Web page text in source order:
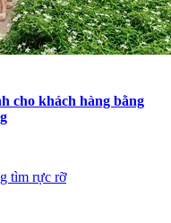
cho khách hàng bằng
tìm rực rỡ